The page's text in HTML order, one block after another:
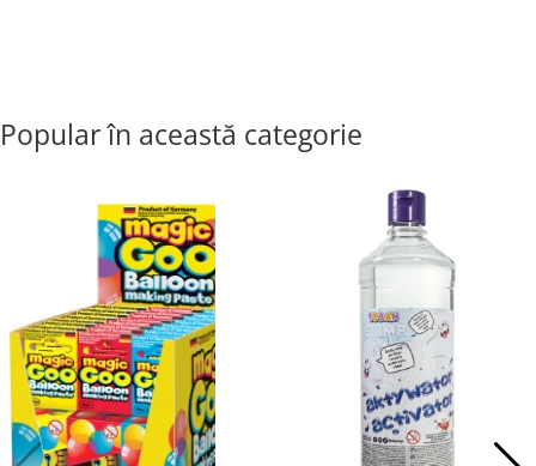
Popular în această categorie